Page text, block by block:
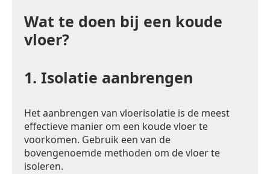
Wat te doen bij een koude
vloer?
1. Isolatie aanbrengen
Het aanbrengen van vloerisolatie is de meest
effectieve manier om een koude vloer te
voorkomen. Gebruik een van de
bovengenoemde methoden om de vloer te
isoleren.